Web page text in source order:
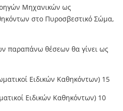
Μηχανικών ως
στο Πυροσβεστικό Σώμα,
παραπάνω θέσεων θα γίνει ως
Ειδικών Καθηκόντων) 15
Ειδικών Καθηκόντων) 10